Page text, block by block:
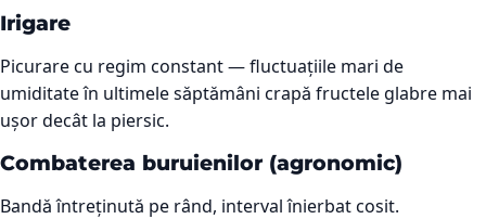
Irigare
Picurare cu regim constant — fluctuațiile mari de
umiditate în ultimele săptămâni crapă fructele glabre mai
ușor decât la piersic.
Combaterea buruienilor (agronomic)
Bandă întreținută pe rând, interval înierbat cosit.